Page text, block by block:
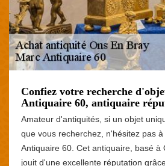
Confiez votre recherche
Antiquaire 60, antiquaire
Amateur d'antiquités, si un objet
que vous recherchez, n'hésitez pas
Antiquaire 60. Cet antiquaire, basé à
jouit d'une excellente réputation